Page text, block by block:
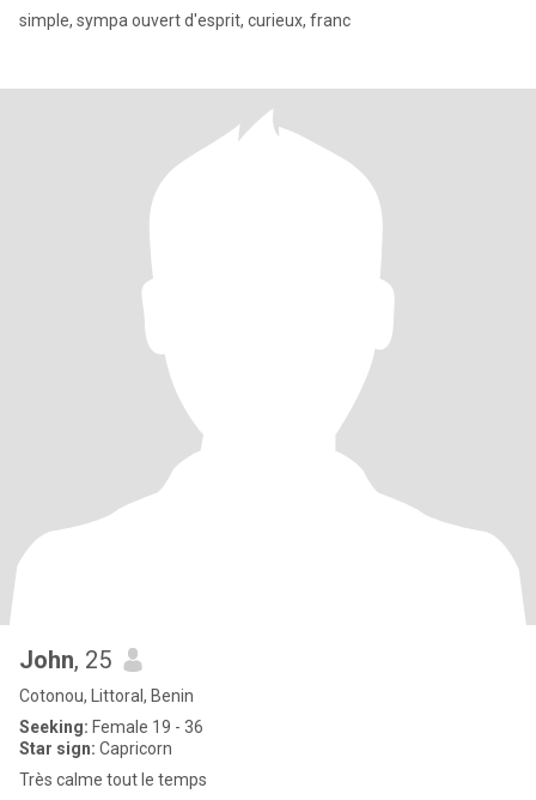
simple, sympa ouvert d'esprit, curieux, franc
John, 25
Cotonou, Littoral, Benin
Seeking: Female 19 - 36
Star sign: Capricorn
Très calme tout le temps